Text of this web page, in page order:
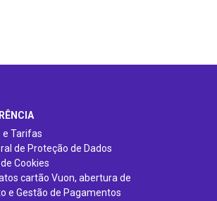
e Tarifas
de Proteção de Dados
Cookies
cartão Vuon, abertura de
e Gestão de Pagamentos